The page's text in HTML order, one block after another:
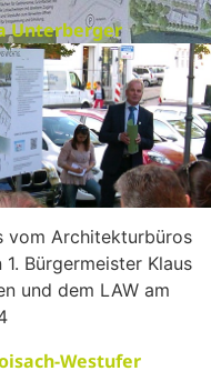
Unterberger
vom Architekturbüros
Bürgermeister Klaus
und dem LAW am